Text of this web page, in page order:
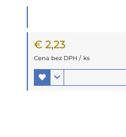
€ 2,23
Cena bez DPH / ks